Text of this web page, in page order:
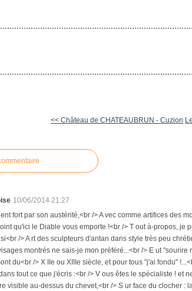
<< Château de CHATEAUBRUN - Cuzion
10/06/2014 21:27
fort par son austérité,<br /> A vec comme artifices des
qu'ici le Diable vous emporte !<br /> T out à-propos,
/> A rt des sculpteurs d'antan dans style très peu
montrés ne sais-je mon préféré...<br /> E ut
du<br /> X IIe ou XIIIe siècle, et pour tous "j'ai fondu"
tout ce que j'écris :<br /> V ous êtes le spécialiste ! et
visible au-dessus du chevet,<br /> S ur face du clocher